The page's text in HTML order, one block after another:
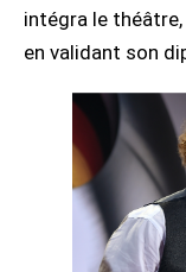
intégra le
en validant son